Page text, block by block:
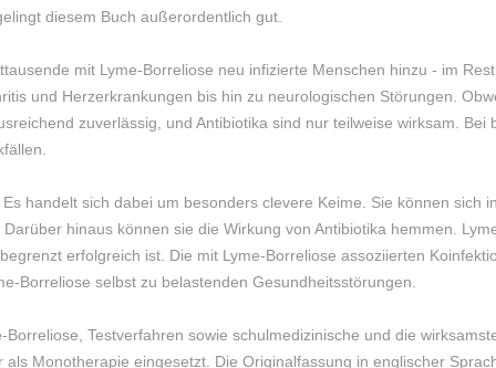
diesem Buch außerordentlich gut.
mit Lyme-Borreliose neu infizierte Menschen hinzu - im
und Herzerkrankungen bis hin zu neurologischen Störungen.
zuverlässig, und Antibiotika sind nur teilweise wirksam.
handelt sich dabei um besonders clevere Keime. Sie können sich
hinaus können sie die Wirkung von Antibiotika hemmen.
erfolgreich ist. Die mit Lyme-Borreliose assoziierten
Borreliose selbst zu belastenden Gesundheitsstörungen.
Testverfahren sowie schulmedizinische und die
Monotherapie eingesetzt. Die Originalfassung in englischer